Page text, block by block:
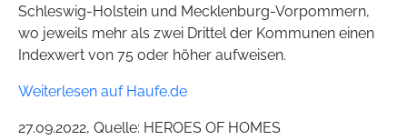
Schleswig-Holstein und Mecklenburg-Vorpommern,
wo jeweils mehr als zwei Drittel der Kommunen einen
Indexwert von 75 oder höher aufweisen.
Weiterlesen auf Haufe.de
27.09.2022, Quelle: HEROES OF HOMES